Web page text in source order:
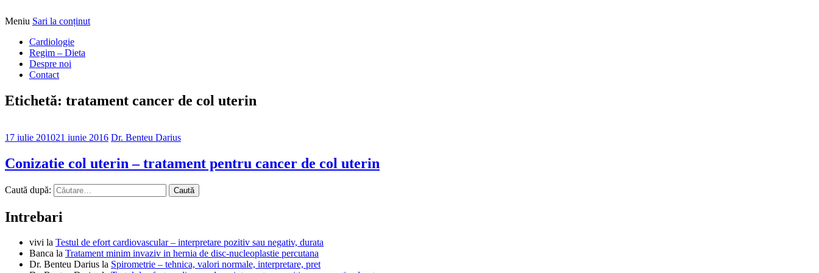
DrBendo.ro
Alimentatia sa iti fie medicatia
Meniu Sari la conținut
Cardiologie
Regim – Dieta
Despre noi
Contact
Etichetă: tratament cancer de col uterin
17 iulie 201021 iunie 2016 Dr. Benteu Darius
Conizatie col uterin – tratament pentru cancer de col uterin
Caută după:
Intrebari
vivi la Testul de efort cardiovascular – interpretare pozitiv sau negativ, durata
Banca la Tratament minim invaziv in hernia de disc-nucleoplastie percutana
Dr. Benteu Darius la Spirometrie – tehnica, valori normale, interpretare, pret